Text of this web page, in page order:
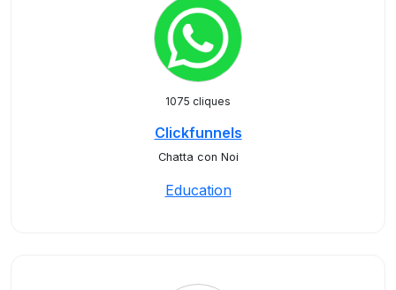
1075 cliques
Clickfunnels
Chatta con Noi
Education